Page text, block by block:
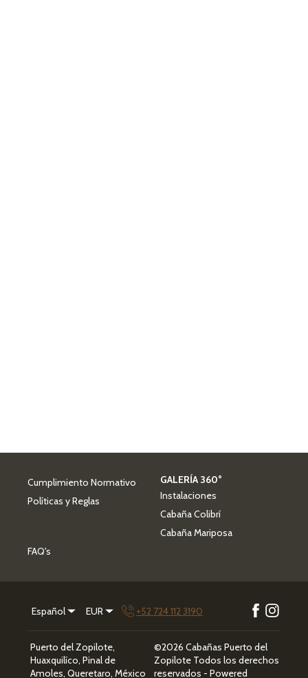
Cumplimiento Normativo
Políticas y Reglas
GALERÍA 360°
Instalaciones
Cabaña Colibrí
Cabaña Mariposa
FAQ's
Español EUR +52 724 112 3190
Puerto del Zopilote,
Huaxquilíco, Pinal de
Amoles, Queretaro, México
©2026 Cabañas Puerto del
Zopilote Todos los derechos
reservados - Powered